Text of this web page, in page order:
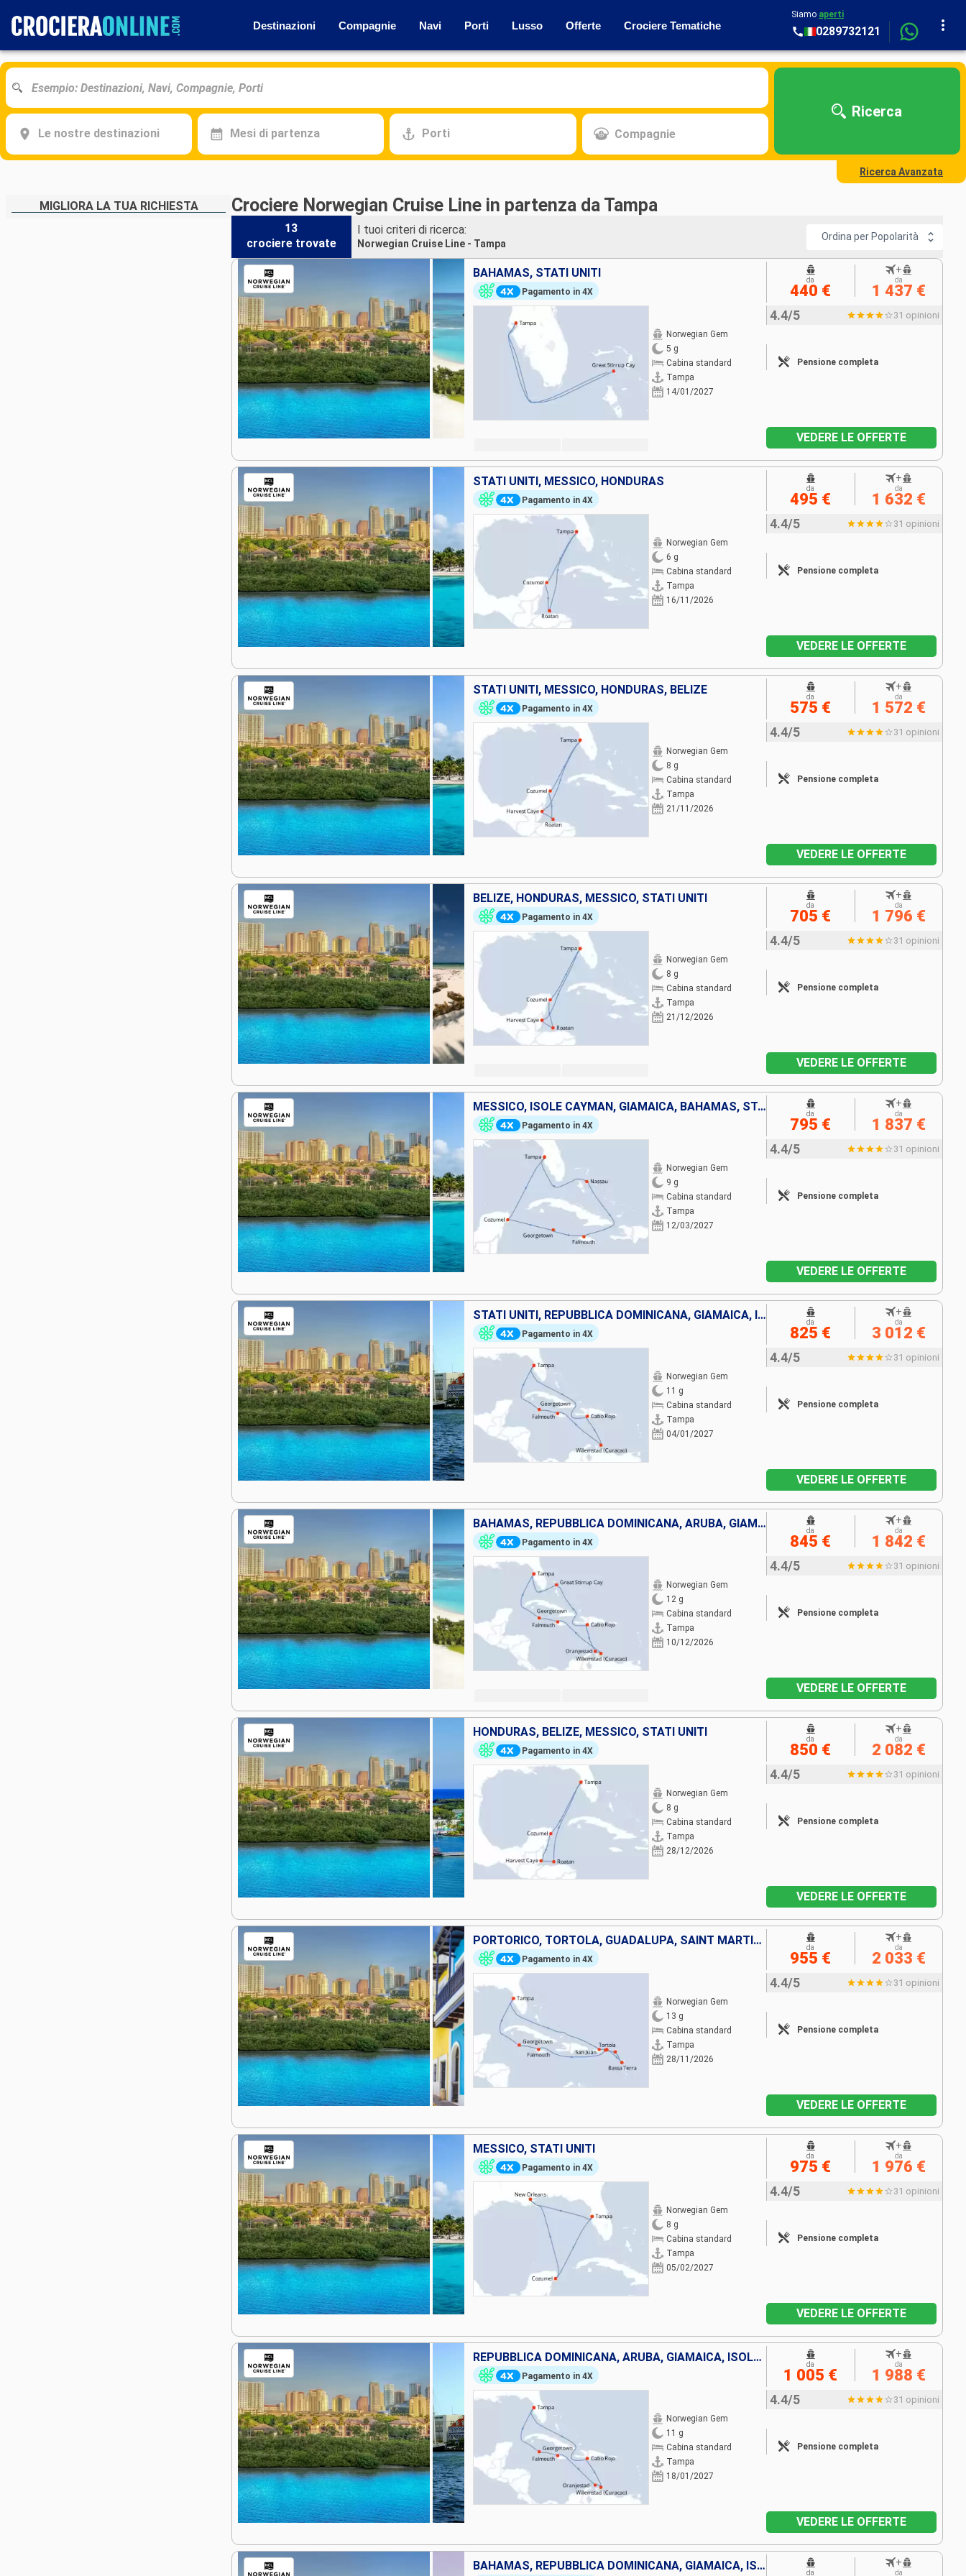
Destinazioni Compagnie Navi Porti Lusso Offerte Crociere Tematiche
Siamo aperti
0289732121
Le nostre destinazioni Mesi di partenza Porti Compagnie
Ricerca
Ricerca Avanzata
MIGLIORA LA TUA RICHIESTA Crociere Norwegian Cruise Line in partenza da Tampa
13
crociere trovate
I tuoi criteri di ricerca:
Norwegian Cruise Line - Tampa
Ordina per Popolarità
BAHAMAS, STATI UNITI
Pagamento in 4X
Norwegian Gem
5 g
Cabina standard
Tampa
14/01/2027
4.4/5 31 opinioni
Pensione completa
da
440 €
+
da
1 437 €
VEDERE LE OFFERTE
STATI UNITI, MESSICO, HONDURAS
Pagamento in 4X
Norwegian Gem
6 g
Cabina standard
Tampa
16/11/2026
4.4/5 31 opinioni
Pensione completa
da
495 €
+
da
1 632 €
VEDERE LE OFFERTE
STATI UNITI, MESSICO, HONDURAS, BELIZE
Pagamento in 4X
Norwegian Gem
8 g
Cabina standard
Tampa
21/11/2026
4.4/5 31 opinioni
Pensione completa
da
575 €
+
da
1 572 €
VEDERE LE OFFERTE
BELIZE, HONDURAS, MESSICO, STATI UNITI
Pagamento in 4X
Norwegian Gem
8 g
Cabina standard
Tampa
21/12/2026
4.4/5 31 opinioni
Pensione completa
da
705 €
+
da
1 796 €
VEDERE LE OFFERTE
MESSICO, ISOLE CAYMAN, GIAMAICA, BAHAMAS, STATI UNITI
Pagamento in 4X
Norwegian Gem
9 g
Cabina standard
Tampa
12/03/2027
4.4/5 31 opinioni
Pensione completa
da
795 €
+
da
1 837 €
VEDERE LE OFFERTE
STATI UNITI, REPUBBLICA DOMINICANA, GIAMAICA, ISOLE CAYMAN
Pagamento in 4X
Norwegian Gem
11 g
Cabina standard
Tampa
04/01/2027
4.4/5 31 opinioni
Pensione completa
da
825 €
+
da
3 012 €
VEDERE LE OFFERTE
BAHAMAS, REPUBBLICA DOMINICANA, ARUBA, GIAMAICA, ISOLE CAYMAN, STATI UNITI
Pagamento in 4X
Norwegian Gem
12 g
Cabina standard
Tampa
10/12/2026
4.4/5 31 opinioni
Pensione completa
da
845 €
+
da
1 842 €
VEDERE LE OFFERTE
HONDURAS, BELIZE, MESSICO, STATI UNITI
Pagamento in 4X
Norwegian Gem
8 g
Cabina standard
Tampa
28/12/2026
4.4/5 31 opinioni
Pensione completa
da
850 €
+
da
2 082 €
VEDERE LE OFFERTE
PORTORICO, TORTOLA, GUADALUPA, SAINT MARTIN, SAINT THOMAS, GIAMAICA, ISOLE CAYMAN, STATI UNITI
Pagamento in 4X
Norwegian Gem
13 g
Cabina standard
Tampa
28/11/2026
4.4/5 31 opinioni
Pensione completa
da
955 €
+
da
2 033 €
VEDERE LE OFFERTE
MESSICO, STATI UNITI
Pagamento in 4X
Norwegian Gem
8 g
Cabina standard
Tampa
05/02/2027
4.4/5 31 opinioni
Pensione completa
da
975 €
+
da
1 976 €
VEDERE LE OFFERTE
REPUBBLICA DOMINICANA, ARUBA, GIAMAICA, ISOLE CAYMAN, STATI UNITI
Pagamento in 4X
Norwegian Gem
11 g
Cabina standard
Tampa
18/01/2027
4.4/5 31 opinioni
Pensione completa
da
1 005 €
+
da
1 988 €
VEDERE LE OFFERTE
BAHAMAS, REPUBBLICA DOMINICANA, GIAMAICA, ISOLE CAYMAN, STATI UNITI
da
+
da